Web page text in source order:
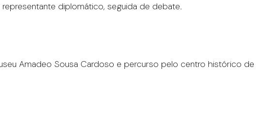
diplomático, seguida de debate.
Amadeo Sousa Cardoso e percurso pelo centro histórico de